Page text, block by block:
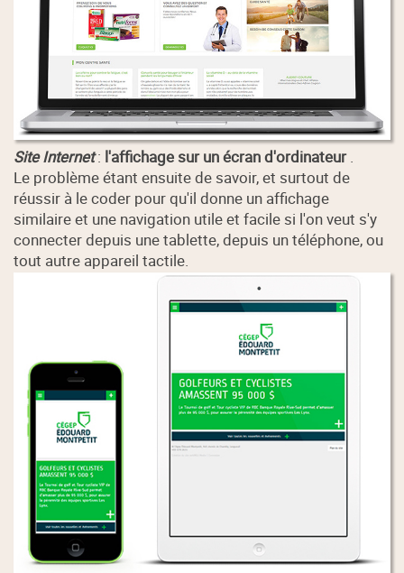
Site Internet: l'affichage sur un écran d'ordinateur.
Le problème étant ensuite de savoir, et surtout de
réussir à le coder pour qu'il donne un affichage
similaire et une navigation utile et facile si l'on veut s'y
connecter depuis une tablette, depuis un téléphone, ou
tout autre appareil tactile.